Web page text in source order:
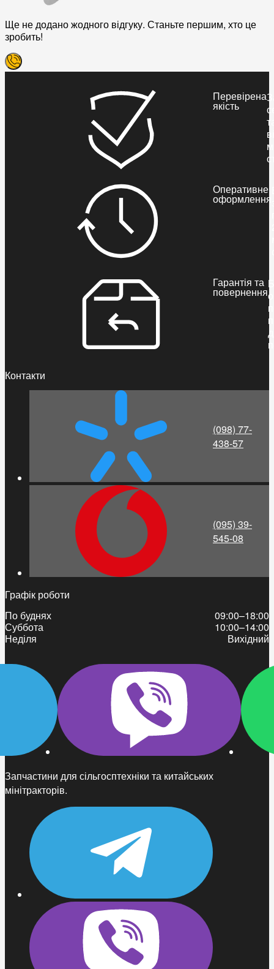
Ще не додано жодного відгуку. Станьте першим, хто це
зробить!
Перевірена
якість
Оперативне
оформлення
Гарантія та
повернення
Запчастини для сільгосптехніки та китайських
мінітракторів.
Контакти
(098) 77-
438-57
(095) 39-
545-08
Графік роботи
По буднях
09:00–18:00
Суббота
10:00–14:00
Неділя
Вихідний